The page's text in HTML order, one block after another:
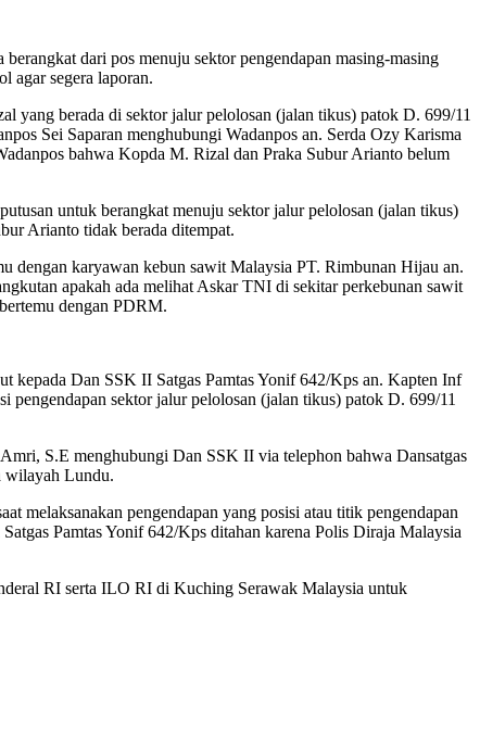
dari pos menuju sektor pengendapan masing-masing
agar segera laporan.
yang berada di sektor jalur pelolosan (jalan tikus) patok D. 699/11
Sei Saparan menghubungi Wadanpos an. Serda Ozy Karisma
bahwa Kopda M. Rizal dan Praka Subur Arianto belum
untuk berangkat menuju sektor jalur pelolosan (jalan tikus)
Arianto tidak berada ditempat.
dengan karyawan kebun sawit Malaysia PT. Rimbunan Hijau an.
apakah ada melihat Askar TNI di sekitar perkebunan sawit
dengan PDRM.
kepada Dan SSK II Satgas Pamtas Yonif 642/Kps an. Kapten Inf
sektor jalur pelolosan (jalan tikus) patok D. 699/11
S.E menghubungi Dan SSK II via telephon bahwa Dansatgas
wilayah Lundu.
melaksanakan pengendapan yang posisi atau titik pengendapan
Pamtas Yonif 642/Kps ditahan karena Polis Diraja Malaysia
RI serta ILO RI di Kuching Serawak Malaysia untuk